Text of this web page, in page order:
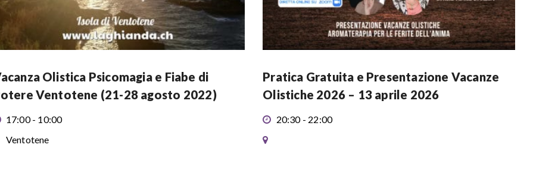
Olistica Psicomagia e Fiabe di
Ventotene (21-28 agosto 2022)
17:00 - 10:00
Ventotene
Pratica Gratuita e Presentazione Vacanze
Olistiche 2026 – 13 aprile 2026
20:30 - 22:00